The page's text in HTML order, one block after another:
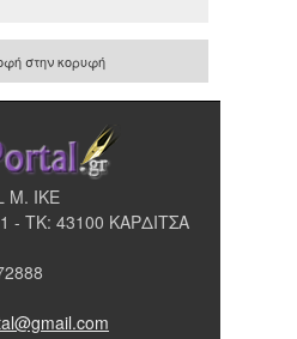
στην κορυφή
Μ. ΙΚΕ
- ΤΚ: 43100 ΚΑΡΔΙΤΣΑ